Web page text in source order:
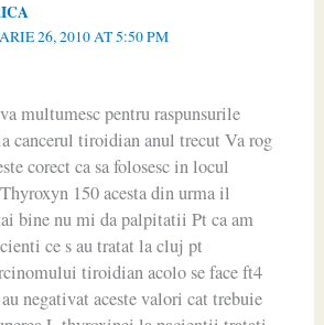
26, 2010 AT 5:50 PM
multumesc pentru raspunsurile
cancerul tiroidian anul trecut Va rog
corect ca sa folosesc in locul
150 acesta din urma il
bine nu mi da palpitatii Pt ca am
ce s au tratat la cluj pt
tiroidian acolo se face ft4
negativat aceste valori cat trebuie